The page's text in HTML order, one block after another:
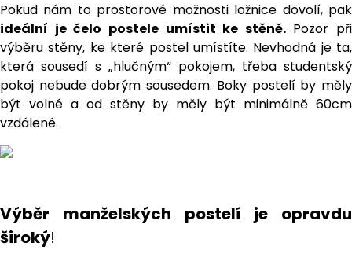
Pokud nám to prostorové možnosti ložnice dovolí, pak
ideální je čelo postele umístit ke stěně.Pozor při
výběru stěny, ke které postel umístíte. Nevhodná je ta,
která sousedí s „hlučným“ pokojem, třeba studentský
pokoj nebude dobrým sousedem. Boky postelí by měly
být volné a od stěny by měly být minimálně 60cm
vzdálené.
Výběr manželských postelí je opravdu
široký!